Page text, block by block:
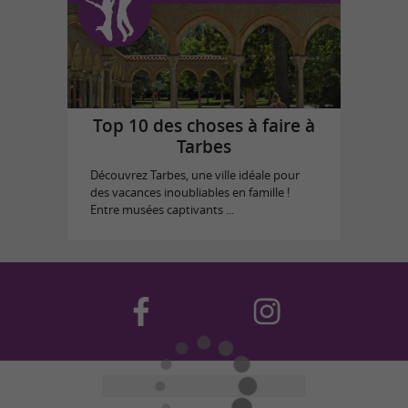
Top 10 des choses à faire à
Tarbes
Découvrez Tarbes, une ville idéale pour
des vacances inoubliables en famille !
Entre musées captivants ...